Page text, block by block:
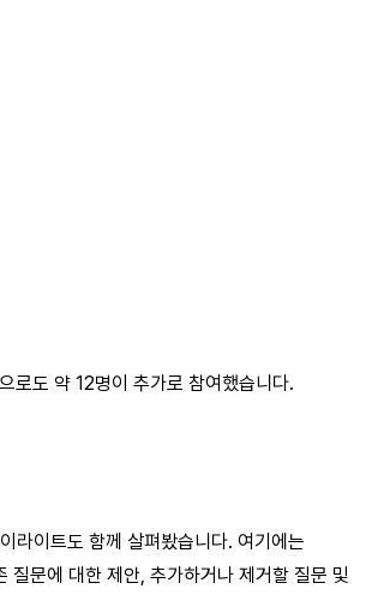
로도 약 12명이 추가로 참여했습니다.
이트도 함께 살펴봤습니다. 여기에는
질문에 대한 제안, 추가하거나 제거할 질문 및